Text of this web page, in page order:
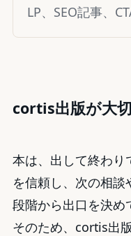
LP、SEO記事、
cortis出版が大
本は、出して終わり
を信頼し、次の相
段階から出口を決め
そのため、cortis出